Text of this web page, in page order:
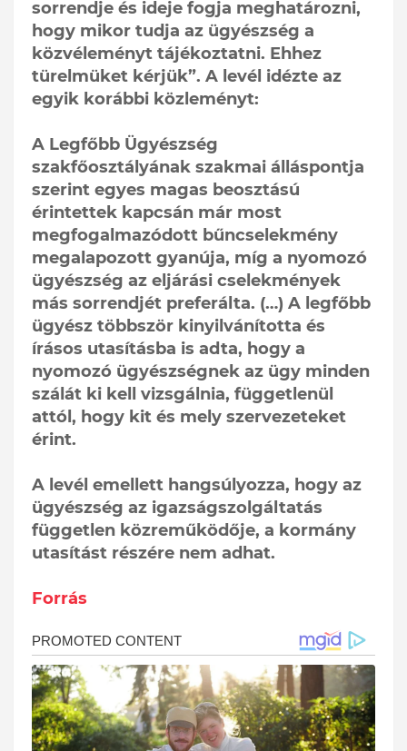
sorrendje és ideje fogja meghatározni,
hogy mikor tudja az ügyészség a
közvéleményt tájékoztatni. Ehhez
türelmüket kérjük”. A levél idézte az
egyik korábbi közleményt:
A Legfőbb Ügyészség
szakfőosztályának szakmai álláspontja
szerint egyes magas beosztású
érintettek kapcsán már most
megfogalmazódott bűncselekmény
megalapozott gyanúja, míg a nyomozó
ügyészség az eljárási cselekmények
más sorrendjét preferálta. (…) A legfőbb
ügyész többször kinyilvánította és
írásos utasításba is adta, hogy a
nyomozó ügyészségnek az ügy minden
szálát ki kell vizsgálnia, függetlenül
attól, hogy kit és mely szervezeteket
érint.
A levél emellett hangsúlyozza, hogy az
ügyészség az igazságszolgáltatás
független közreműködője, a kormány
utasítást részére nem adhat.
Forrás